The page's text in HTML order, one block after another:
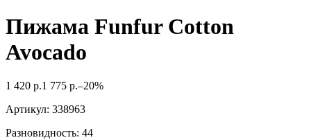
Пижама Funfur Cotton
Avocado
1 420 р.1 775 р.–20%
Артикул: 338963
Разновидность: 44